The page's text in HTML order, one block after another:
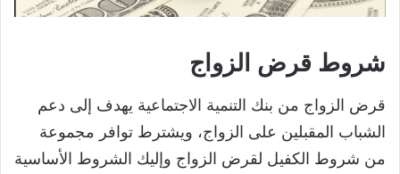
شروط قرض الزواج
قرض الزواج من بنك التنمية الاجتماعية يهدف إلى دعم
الشباب المقبلين على الزواج، ويشترط توافر مجموعة
من شروط الكفيل لقرض الزواج وإليك الشروط الأساسية